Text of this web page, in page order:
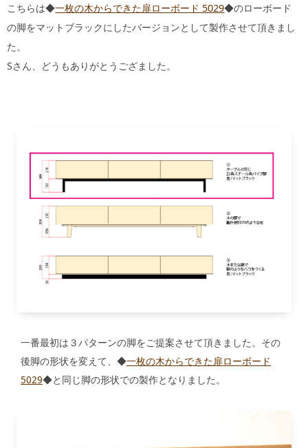
こちらは◆一枚の木からできた扉ローボード 5029◆のローボード
の脚をマットブラックにしたバージョンとして製作させて頂きまし
た。
Sさん、どうもありがとうござました。
一番最初は３パターンの脚をご提案させて頂きました。その
後脚の形状を変えて、◆一枚の木からできた扉ローボード
5029◆と同じ脚の形状での製作となりました。